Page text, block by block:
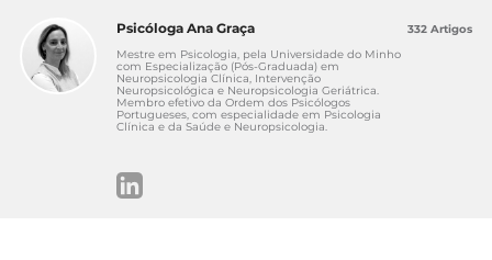
Psicóloga Ana Graça
Mestre em Psicologia, pela Universidade do Minho
com Especialização (Pós-Graduada) em
Neuropsicologia Clínica, Intervenção
Neuropsicológica e Neuropsicologia Geriátrica.
Membro efetivo da Ordem dos Psicólogos
Portugueses, com especialidade em Psicologia
Clínica e da Saúde e Neuropsicologia.
332 Artigos